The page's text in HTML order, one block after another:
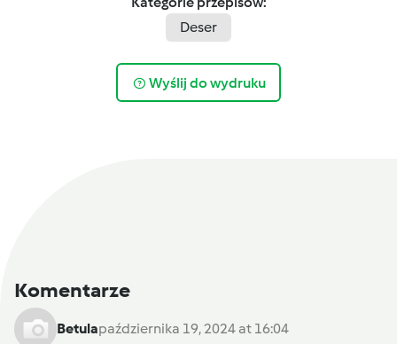
Deser
Wyślij do wydruku
Komentarze
Betulapaździernika 19, 2024 at 16:04